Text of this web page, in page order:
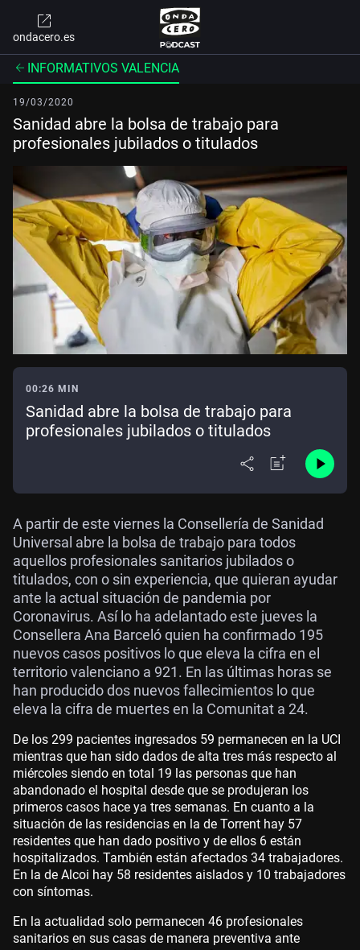
ondacero.es
INFORMATIVOS VALENCIA
19/03/2020
Sanidad abre la bolsa de trabajo para
profesionales jubilados o titulados
00:26 MIN
Sanidad abre la bolsa de trabajo para
profesionales jubilados o titulados
A partir de este viernes la Consellería de Sanidad
Universal abre la bolsa de trabajo para todos
aquellos profesionales sanitarios jubilados o
titulados, con o sin experiencia, que quieran ayudar
ante la actual situación de pandemia por
Coronavirus. Así lo ha adelantado este jueves la
Consellera Ana Barceló quien ha confirmado 195
nuevos casos positivos lo que eleva la cifra en el
territorio valenciano a 921. En las últimas horas se
han producido dos nuevos fallecimientos lo que
eleva la cifra de muertes en la Comunitat a 24.
De los 299 pacientes ingresados 59 permanecen en la UCI
mientras que han sido dados de alta tres más respecto al
miércoles siendo en total 19 las personas que han
abandonado el hospital desde que se produjeran los
primeros casos hace ya tres semanas. En cuanto a la
situación de las residencias en la de Torrent hay 57
residentes que han dado positivo y de ellos 6 están
hospitalizados. También están afectados 34 trabajadores.
En la de Alcoi hay 58 residentes aislados y 10 trabajadores
con síntomas.
En la actualidad solo permanecen 46 profesionales
sanitarios en sus casas de manera preventiva ante